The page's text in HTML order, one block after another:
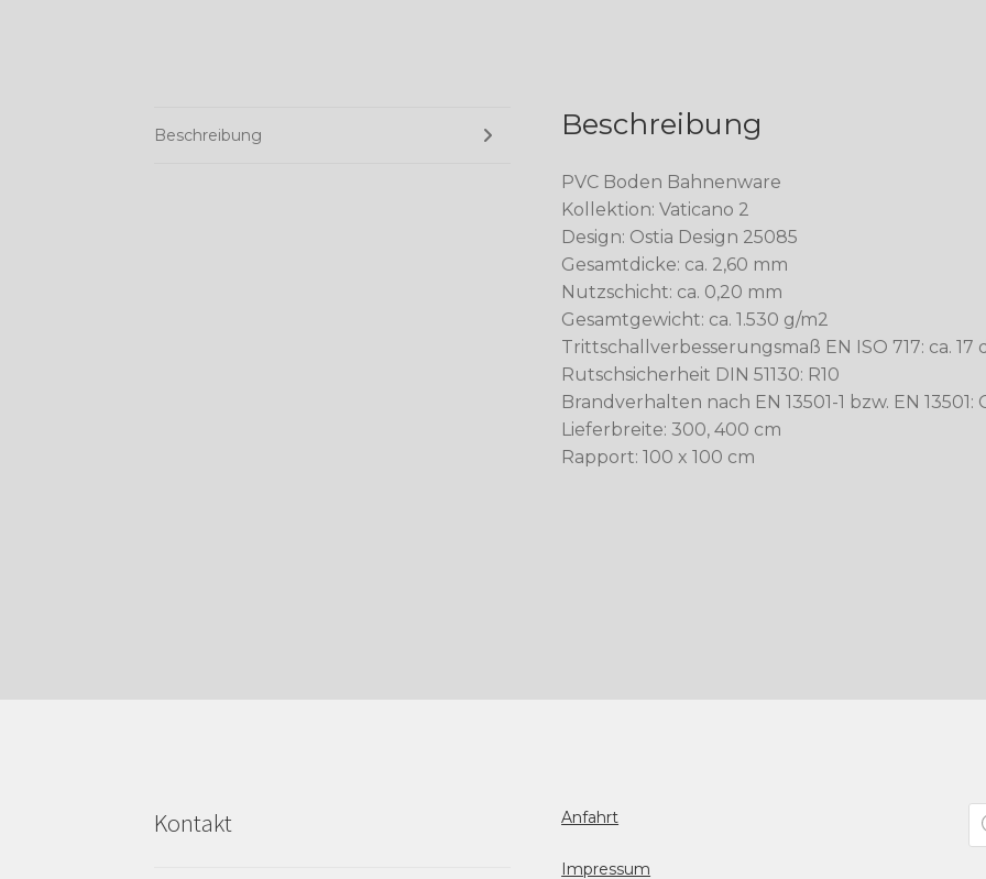
Beschreibung Beschreibung
PVC Boden Bahnenware
Kollektion: Vaticano 2
Design: Ostia Design 25085
Gesamtdicke: ca. 2,60 mm
Nutzschicht: ca. 0,20 mm
Gesamtgewicht: ca. 1.530 g/m2
Trittschallverbesserungsmaß EN ISO 717: ca. 17
Rutschsicherheit DIN 51130: R10
Brandverhalten nach EN 13501-1 bzw. EN 13501:
Lieferbreite: 300, 400 cm
Rapport: 100 x 100 cm
Kontakt Anfahrt
Impressum